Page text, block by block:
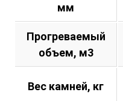
мм
Прогреваемый
объем, м3
Вес камней, кг